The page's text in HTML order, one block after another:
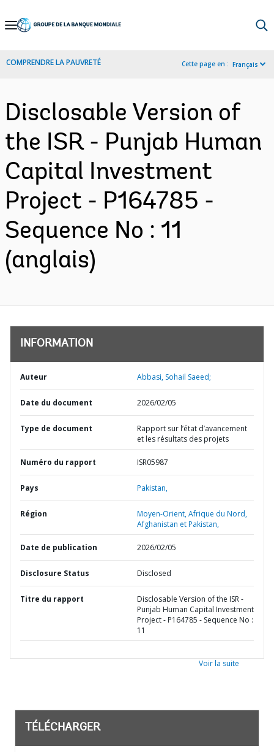
Skip
Navigation
COMPRENDRE LA PAUVRETÉ Cette page en : Français
Disclosable Version of
the ISR - Punjab Human
Capital Investment
Project - P164785 -
Sequence No : 11
(anglais)
INFORMATION
Auteur Abbasi, Sohail Saeed;
Date du document 2026/02/05
Type de document
Rapport sur l’état d’avancement
et les résultats des projets
Numéro du rapport ISR05987
Pays Pakistan,
Région
Moyen-Orient, Afrique du Nord,
Afghanistan et Pakistan,
Date de publication 2026/02/05
Disclosure Status Disclosed
Titre du rapport
Disclosable Version of the ISR -
Punjab Human Capital Investment
Project - P164785 - Sequence No :
11
Voir la suite
TÉLÉCHARGER